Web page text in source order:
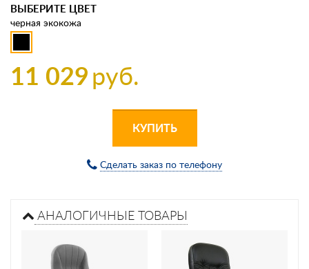
ВЫБЕРИТЕ ЦВЕТ
черная экокожа
11 029руб.
КУПИТЬ
Сделать заказ по телефону
АНАЛОГИЧНЫЕ ТОВАРЫ